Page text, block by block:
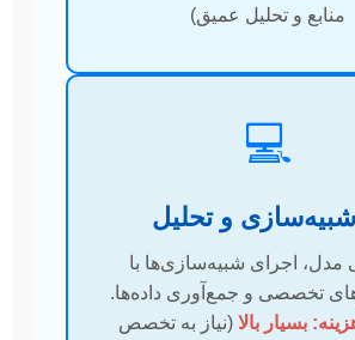
منابع و تحلیل عمیق)
💻
اجرای شبیه‌سازی‌ها با
تخصصی و جمع‌آوری داده‌ها.
بسیار بالا(نیاز به تخصص